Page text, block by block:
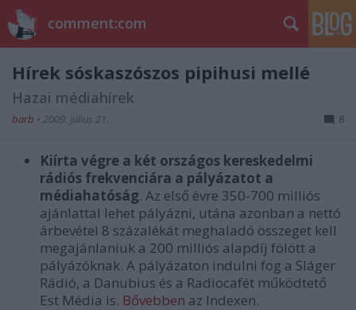
comment:com
Hírek sóskaszószos pipihusi mellé
Hazai médiahírek
barb • 2009. július 21. 8
Kiírta végre a két országos kereskedelmi
rádiós frekvenciára a pályázatot a
médiahatóság. Az első évre 350-700 milliós
ajánlattal lehet pályázni, utána azonban a nettó
árbevétel 8 százalékát meghaladó összeget kell
megajánlaniuk a 200 milliós alapdíj fölött a
pályázóknak. A pályázaton indulni fog a Sláger
Rádió, a Danubius és a Radiocafét működtető
Est Média is. Bővebben az Indexen.